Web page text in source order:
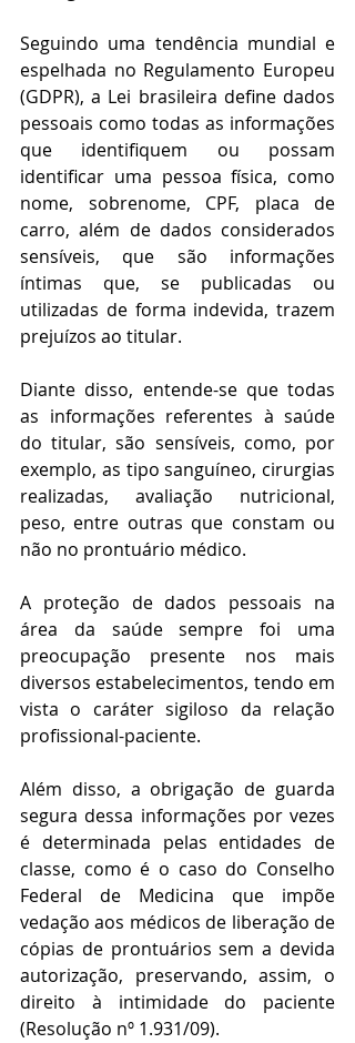
Seguindo uma tendência mundial e
espelhada no Regulamento Europeu
(GDPR), a Lei brasileira define dados
pessoais como todas as informações
que identifiquem ou possam
identificar uma pessoa física, como
nome, sobrenome, CPF, placa de
carro, além de dados considerados
sensíveis, que são informações
íntimas que, se publicadas ou
utilizadas de forma indevida, trazem
prejuízos ao titular.
Diante disso, entende-se que todas
as informações referentes à saúde
do titular, são sensíveis, como, por
exemplo, as tipo sanguíneo, cirurgias
realizadas, avaliação nutricional,
peso, entre outras que constam ou
não no prontuário médico.
A proteção de dados pessoais na
área da saúde sempre foi uma
preocupação presente nos mais
diversos estabelecimentos, tendo em
vista o caráter sigiloso da relação
profissional-paciente.
Além disso, a obrigação de guarda
segura dessa informações por vezes
é determinada pelas entidades de
classe, como é o caso do Conselho
Federal de Medicina que impõe
vedação aos médicos de liberação de
cópias de prontuários sem a devida
autorização, preservando, assim, o
direito à intimidade do paciente
(Resolução nº 1.931/09).